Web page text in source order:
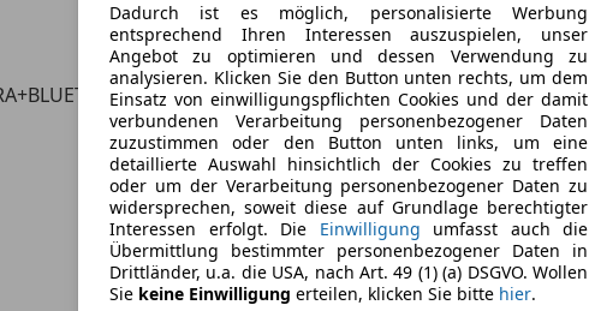
Dadurch ist es möglich, personalisierte Werbung
entsprechend Ihren Interessen auszuspielen, unser
Angebot zu optimieren und dessen Verwendung zu
analysieren. Klicken Sie den Button unten rechts, um dem
Einsatz von einwilligungspflichten Cookies und der damit
verbundenen Verarbeitung personenbezogener Daten
zuzustimmen oder den Button unten links, um eine
detaillierte Auswahl hinsichtlich der Cookies zu treffen
oder um der Verarbeitung personenbezogener Daten zu
widersprechen, soweit diese auf Grundlage berechtigter
Interessen erfolgt. Die Einwilligung umfasst auch die
Übermittlung bestimmter personenbezogener Daten in
Drittländer, u.a. die USA, nach Art. 49 (1) (a) DSGVO. Wollen
Sie keine Einwilligung erteilen, klicken Sie bitte hier.